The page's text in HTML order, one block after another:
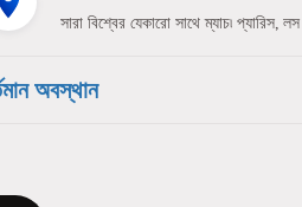
সারা বিশ্বের যেকারো সাথে ম্যাচ৷ প্যারিস,
অবস্থান